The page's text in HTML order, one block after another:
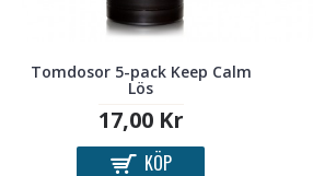
Tomdosor 5-pack Keep Calm
Lös
17,00 Kr
KÖP